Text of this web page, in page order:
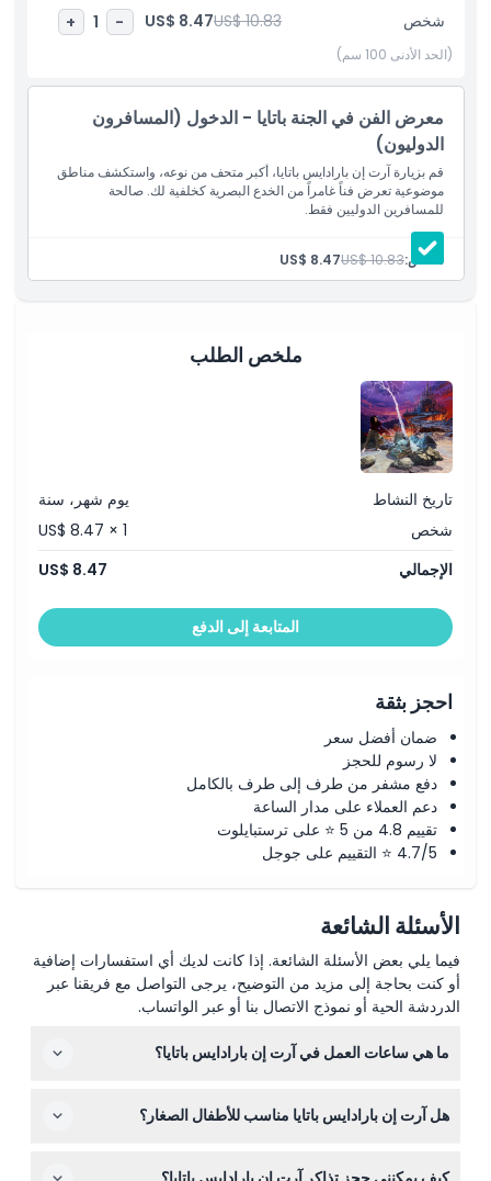
كل عمل فني يروي قصة مختلفة. آرت إن بارادايس هو مكان مثالي
للعائلات والأصدقاء أو لأي شخص يبحث عن تجربة ممتعة ولا تُنسى. إنه
ليس مجرد متحف؛ إنه مغامرة في الفن، حيث ينبض الخيال والإبداع
بالحياة.
أبرز المعالم
المتضمنات
ساعات العمل
ما يجب معرفته
الموقع
كيفية الاسترداد
شخص US$ 10.83
US$ 8.47
-
1
+
(الحد الأدنى 100 سم)
معرض الفن في الجنة باتايا - الدخول (المسافرون
الدوليون)
قم بزيارة آرت إن بارادايس باتايا، أكبر متحف من نوعه، واستكشف مناطق
موضوعية تعرض فناً غامراً من الخدع البصرية كخلفية لك. صالحة
للمسافرين الدوليين فقط.
شخص:US$ 10.83
US$ 8.47
ملخص الطلب
تاريخ النشاط
يوم شهر، سنة
شخص
US$ 8.47 × 1
الإجمالي
US$ 8.47
المتابعة إلى الدفع
احجز بثقة
ضمان أفضل سعر
لا رسوم للحجز
دفع مشفر من طرف إلى طرف بالكامل
دعم العملاء على مدار الساعة
تقييم 4.8 من 5 ⭐ على ترستبايلوت
4.7/5 ⭐ التقييم على جوجل
الأسئلة الشائعة
فيما يلي بعض الأسئلة الشائعة. إذا كانت لديك أي استفسارات إضافية
أو كنت بحاجة إلى مزيد من التوضيح، يرجى التواصل مع فريقنا عبر
الدردشة الحية أو نموذج الاتصال بنا أو عبر الواتساب.
ما هي ساعات العمل في آرت إن بارادايس باتايا؟
هل آرت إن بارادايس باتايا مناسب للأطفال الصغار؟